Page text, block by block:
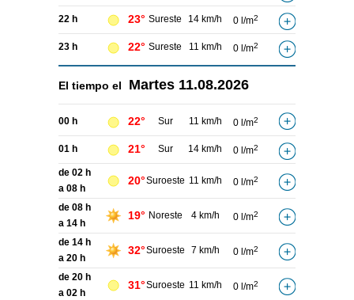
22 h 23° Sureste 14 km/h 0 l/m2
23 h 22° Sureste 11 km/h 0 l/m2
El tiempo el Martes 11.08.2026
00 h 22° Sur 11 km/h 0 l/m2
01 h 21° Sur 14 km/h 0 l/m2
de 02 h
a 08 h
20°Suroeste 11 km/h 0 l/m2
de 08 h
a 14 h
19° Noreste 4 km/h 0 l/m2
de 14 h
a 20 h
32°Suroeste 7 km/h 0 l/m2
de 20 h
a 02 h
31°Suroeste 11 km/h 0 l/m2